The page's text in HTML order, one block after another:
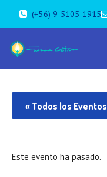
(+56) 9 5105 1915
« Todos los Eventos
Este evento ha pasado.